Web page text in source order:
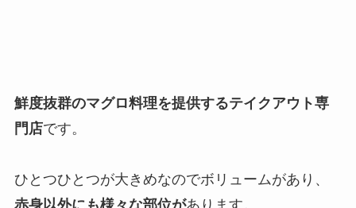
鮮度抜群のマグロ料理を提供するテイクアウト専
門店です。
ひとつひとつが大きめなのでボリュームがあり、